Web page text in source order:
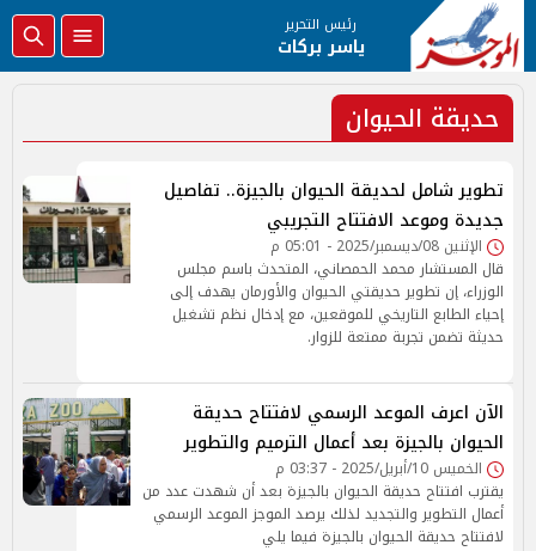
رئيس التحرير
ياسر بركات
حديقة الحيوان
تطوير شامل لحديقة الحيوان بالجيزة.. تفاصيل
جديدة وموعد الافتتاح التجريبي
الإثنين 08/ديسمبر/2025 - 05:01 م
قال المستشار محمد الحمصاني، المتحدث باسم مجلس
الوزراء، إن تطوير حديقتي الحيوان والأورمان يهدف إلى
إحياء الطابع التاريخي للموقعين، مع إدخال نظم تشغيل
حديثة تضمن تجربة ممتعة للزوار.
الآن اعرف الموعد الرسمي لافتتاح حديقة
الحيوان بالجيزة بعد أعمال الترميم والتطوير
الخميس 10/أبريل/2025 - 03:37 م
يقترب افتتاح حديقة الحيوان بالجيزة بعد أن شهدت عدد من
أعمال التطوير والتجديد لذلك يرصد الموجز الموعد الرسمي
لافتتاح حديقة الحيوان بالجيزة فيما يلي